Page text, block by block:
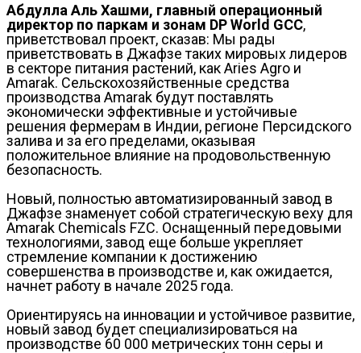
Абдулла Аль Хашми, главный операционный
директор по паркам и зонам DP World GCC,
приветствовал проект, сказав: Мы рады
приветствовать в Джафзе таких мировых лидеров
в секторе питания растений, как Aries Agro и
Amarak. Сельскохозяйственные средства
производства Amarak будут поставлять
экономически эффективные и устойчивые
решения фермерам в Индии, регионе Персидского
залива и за его пределами, оказывая
положительное влияние на продовольственную
безопасность.
Новый, полностью автоматизированный завод в
Джафзе знаменует собой стратегическую веху для
Amarak Chemicals FZC. Оснащенный передовыми
технологиями, завод еще больше укрепляет
стремление компании к достижению
совершенства в производстве и, как ожидается,
начнет работу в начале 2025 года.
Ориентируясь на инновации и устойчивое развитие,
новый завод будет специализироваться на
производстве 60 000 метрических тонн серы и